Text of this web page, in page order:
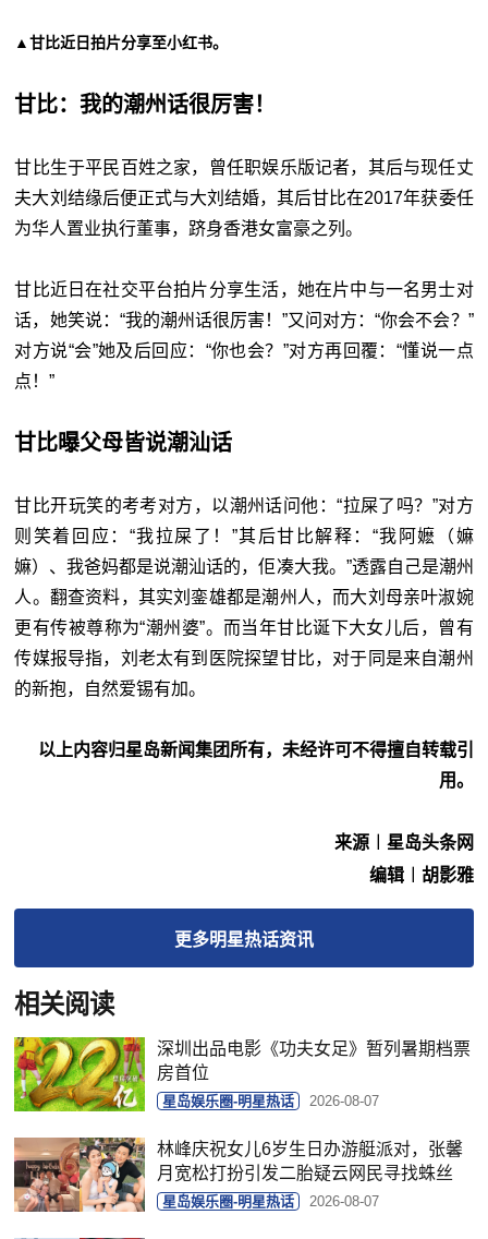
▲甘比近日拍片分享至小红书。
甘比：我的潮州话很厉害！
甘比生于平民百姓之家，曾任职娱乐版记者，其后与现任丈
夫大刘结缘后便正式与大刘结婚，其后甘比在2017年获委任
为华人置业执行董事，跻身香港女富豪之列。
甘比近日在社交平台拍片分享生活，她在片中与一名男士对
话，她笑说：“我的潮州话很厉害！”又问对方：“你会不会？”
对方说“会”她及后回应：“你也会？”对方再回覆：“懂说一点
点！”
甘比曝父母皆说潮汕话
甘比开玩笑的考考对方，以潮州话问他：“拉屎了吗？”对方
则笑着回应：“我拉屎了！”其后甘比解释：“我阿嬷（嫲
嫲）、我爸妈都是说潮汕话的，佢凑大我。”透露自己是潮州
人。翻查资料，其实刘銮雄都是潮州人，而大刘母亲叶淑婉
更有传被尊称为“潮州婆”。而当年甘比诞下大女儿后，曾有
传媒报导指，刘老太有到医院探望甘比，对于同是来自潮州
的新抱，自然爱锡有加。
以上内容归星岛新闻集团所有，未经许可不得擅自转载引
用。
来源︱星岛头条网
编辑︱胡影雅
更多明星热话资讯
相关阅读
深圳出品电影《功夫女足》暂列暑期档票
房首位
星岛娱乐圈-明星热话 2026-08-07
林峰庆祝女儿6岁生日办游艇派对，张馨
月宽松打扮引发二胎疑云网民寻找蛛丝
星岛娱乐圈-明星热话 2026-08-07